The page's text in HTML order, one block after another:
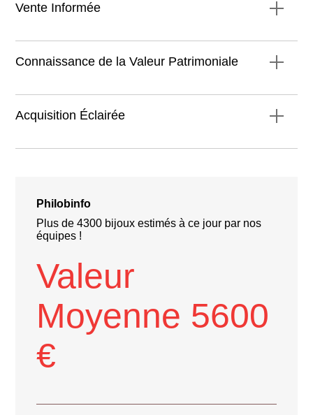
Vente Informée
Connaissance de la Valeur Patrimoniale
Acquisition Éclairée
Philobinfo
Plus de 4300 bijoux estimés à ce jour par nos
équipes !
Valeur
Moyenne 5600
€